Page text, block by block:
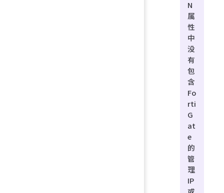
N
属
性
中
没
有
包
含
Fo
rti
G
at
e
的
管
理
IP